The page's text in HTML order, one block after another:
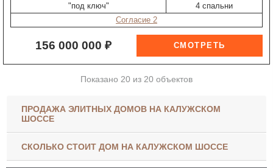
"под ключ"
4 спальни
Согласие 2
156 000 000 ₽
Показано 20 из 20 объектов
ПРОДАЖА ЭЛИТНЫХ ДОМОВ НА КАЛУЖСКОМ
ШОССЕ
СКОЛЬКО СТОИТ ДОМ НА КАЛУЖСКОМ ШОССЕ